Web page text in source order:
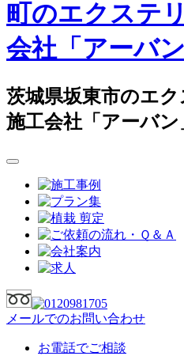
茨城県坂東市のエ
施工会社「アーバン
メールでのお問い合わせ
お電話でご相談